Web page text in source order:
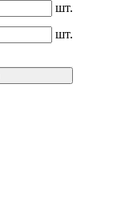
шт.
шт.